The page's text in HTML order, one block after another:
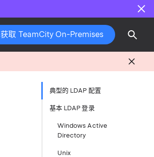
获取 TeamCity On-Premises
典型的 LDAP 配置
基本 LDAP 登录
Windows Active
Directory
Unix